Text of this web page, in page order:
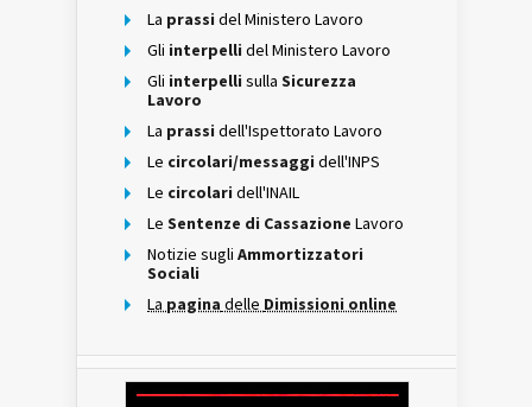
La prassi del Ministero Lavoro
Gli interpelli del Ministero Lavoro
Gli interpelli sulla Sicurezza
Lavoro
La prassi dell'Ispettorato Lavoro
Le circolari/messaggi dell'INPS
Le circolari dell'INAIL
Le Sentenze di Cassazione Lavoro
Notizie sugli Ammortizzatori
Sociali
La pagina delle Dimissioni online